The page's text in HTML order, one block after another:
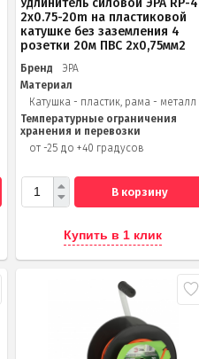
2x0.75-20m на пластиковой
катушке без заземления 4
розетки 20м ПВС 2х0,75мм2
Бренд
ЭРА
Материал
Катушка - пластик, рама - металл
Температурные ограничения
хранения и перевозки
от -25 до +40 градусов
В корзину
Купить в 1 клик